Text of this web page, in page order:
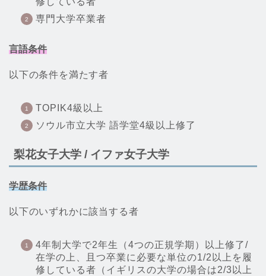
専門大学卒業者
言語条件
以下の条件を満たす者
TOPIK4級以上
ソウル市立大学 語学堂4級以上修了
梨花女子大学 / イファ女子大学
学歴条件
以下のいずれかに該当する者
4年制大学で2年生（4つの正規学期）以上修了/
在学の上、且つ卒業に必要な単位の1/2以上を履
修している者（イギリスの大学の場合は2/3以上